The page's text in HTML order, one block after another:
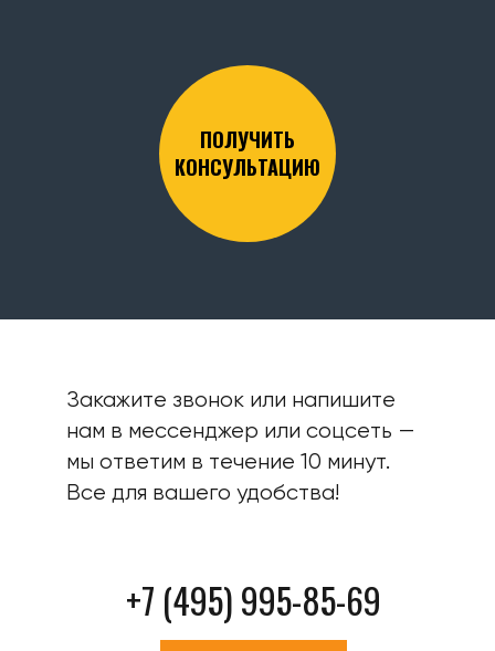
ПОЛУЧИТЬ
КОНСУЛЬТАЦИЮ
Закажите звонок или напишите
нам в мессенджер или соцсеть —
мы ответим в течение 10 минут.
Все для вашего удобства!
+7 (495) 995-85-69